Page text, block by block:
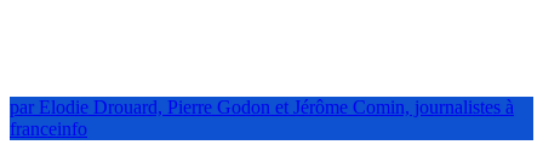
par Elodie Drouard, Pierre Godon et Jérôme Comin, journalistes à
franceinfo